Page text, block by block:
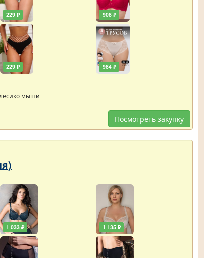
229 ₽
229 ₽
908 ₽
984 ₽
мыши
Посмотреть закупку
1 033 ₽ 1 135 ₽